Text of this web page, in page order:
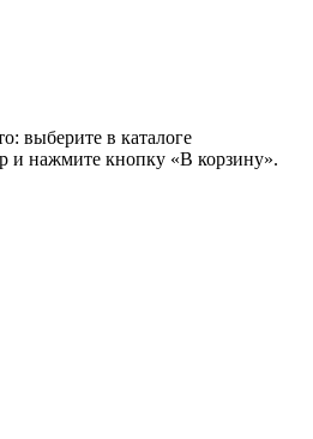
выберите в каталоге
и нажмите кнопку «В корзину».